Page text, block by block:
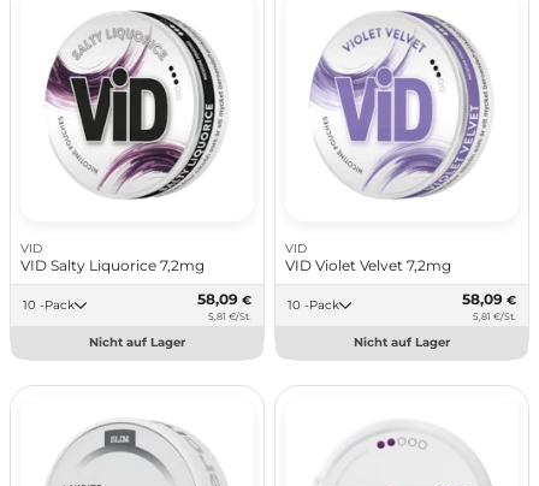
VID
VID Salty Liquorice 7,2mg
10 -Pack 58,09 €
5,81 €/St.
Nicht auf Lager
VID
VID Violet Velvet 7,2mg
10 -Pack 58,09 €
5,81 €/St.
Nicht auf Lager